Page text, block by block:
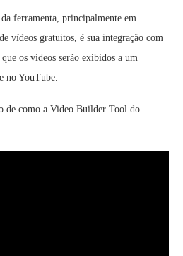
ferramenta, principalmente em
vídeos gratuitos, é sua integração com
os vídeos serão exibidos a um
no YouTube.
de como a Video Builder Tool do